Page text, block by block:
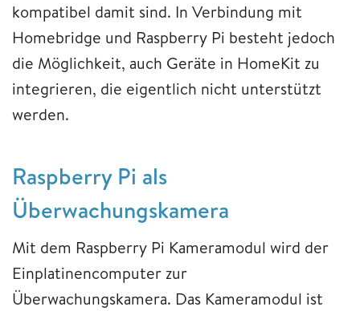
kompatibel damit sind. In Verbindung mit
Homebridge und Raspberry Pi besteht jedoch
die Möglichkeit, auch Geräte in HomeKit zu
integrieren, die eigentlich nicht unterstützt
werden.
Raspberry Pi als
Überwachungskamera
Mit dem Raspberry Pi Kameramodul wird der
Einplatinencomputer zur
Überwachungskamera. Das Kameramodul ist